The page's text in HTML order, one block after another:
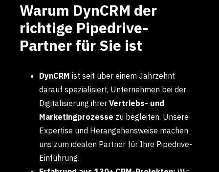
Warum DynCRM der
richtige Pipedrive-
Partner für Sie ist
DynCRM ist seit über einem Jahrzehnt
darauf spezialisiert, Unternehmen bei der
Digitalisierung ihrer Vertriebs- und
Marketingprozesse zu begleiten. Unsere
Expertise und Herangehensweise machen
uns zum idealen Partner für Ihre Pipedrive-
Einführung: